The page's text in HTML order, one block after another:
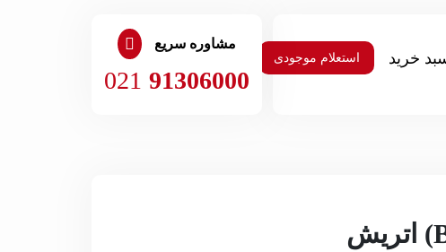
استعلام موجودی
مشاوره سریع
021 91306000